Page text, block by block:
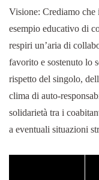
Visione: Crediamo che
esempio educativo di
respiri un’aria di
favorito e sostenuto lo
rispetto del singolo,
clima di auto-
solidarietà tra i
a eventuali situazioni